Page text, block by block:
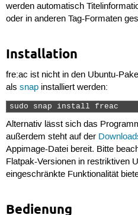
werden automatisch
oder in anderen Tag-Formaten
Installation
fre:ac ist nicht in den Ubuntu-
als snapinstalliert werden:
sudo snap install freac
Alternativ lässt sich das
außerdem steht auf der
Appimage-Datei bereit. Bitte
Flatpak-Versionen in restriktiven
eingeschränkte Funktionalität
Bedienung